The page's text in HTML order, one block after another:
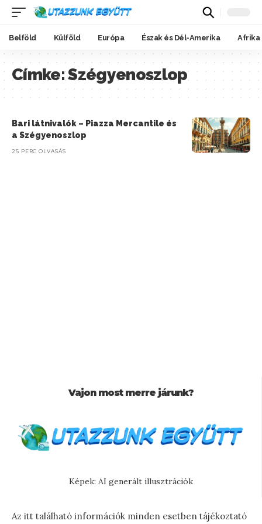
Belföld Külföld Európa Észak és Dél-Amerika Afrika
Címke:Szégyenoszlop
Bari látnivalók – Piazza Mercantile és
a Szégyenoszlop
25 PERC OLVASÁS
Vajon most merre járunk?
Képek: AI generált illusztrációk
Az itt található információk minden esetben tájékoztató